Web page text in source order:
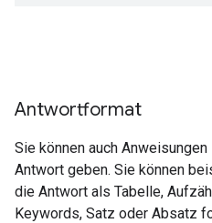
Antwortformat
Sie können auch
Antwort geben. Sie können
die Antwort als Tabelle,
Keywords, Satz oder Absatz